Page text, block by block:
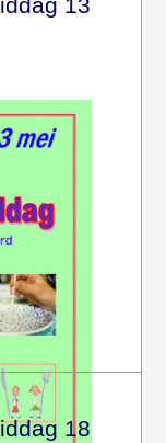
18